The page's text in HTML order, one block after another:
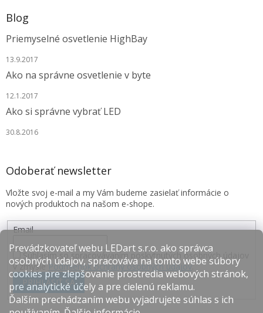
Prevádzkovateľ webu LEDart s.r.o. ako správca
osobných údajov, spracováva na tomto webe súbory
cookies pre zlepšovanie prostredia webových stránok,
pre analytické účely a pre cielenú reklamu.
Ďalším prechádzaním webu vyjadrujete súhlas s ich
Blog
Priemyselné osvetlenie HighBay
13.9.2017
Ako na správne osvetlenie v byte
12.1.2017
Ako si správne vybrať LED
30.8.2016
Odoberať newsletter
Vložte svoj e-mail a my Vám budeme zasielať informácie o
nových produktoch na našom e-shope.
Email
Súhlasím so spracovávaním poskytnutých osobných údajov
v zmysle Podmienok ochrany osobných údajov.
PRIHLÁSIŤ SA